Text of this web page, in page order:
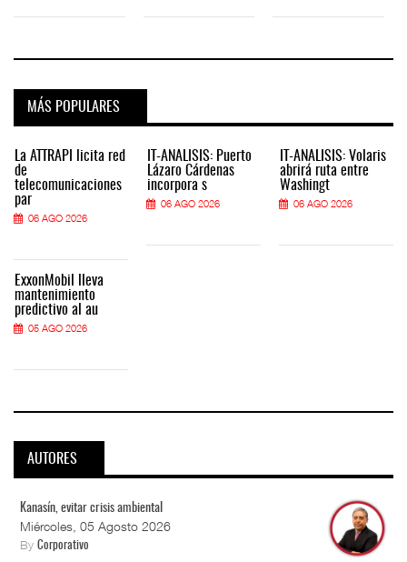
MÁS POPULARES
La ATTRAPI licita red
de
telecomunicaciones
par
06 AGO 2026
ExxonMobil lleva
mantenimiento
predictivo al au
05 AGO 2026
IT-ANÁLISIS: Puerto
Lázaro Cárdenas
incorpora s
06 AGO 2026
IT-ANÁLISIS: Volaris
abrirá ruta entre
Washingt
06 AGO 2026
AUTORES
Kanasín, evitar crisis ambiental
Miércoles, 05 Agosto 2026
By Corporativo